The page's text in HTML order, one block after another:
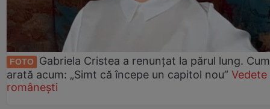
FOTO
Gabriela Cristea a renunțat la părul lung. Cum
arată acum: „Simt că începe un capitol nou” Vedete
românești